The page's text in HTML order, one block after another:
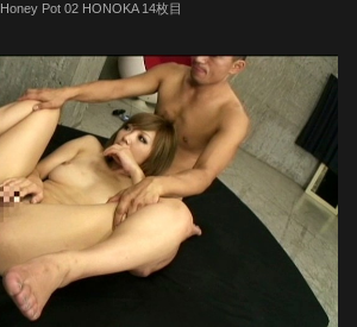
Honey Pot 02 HONOKA 14枚目